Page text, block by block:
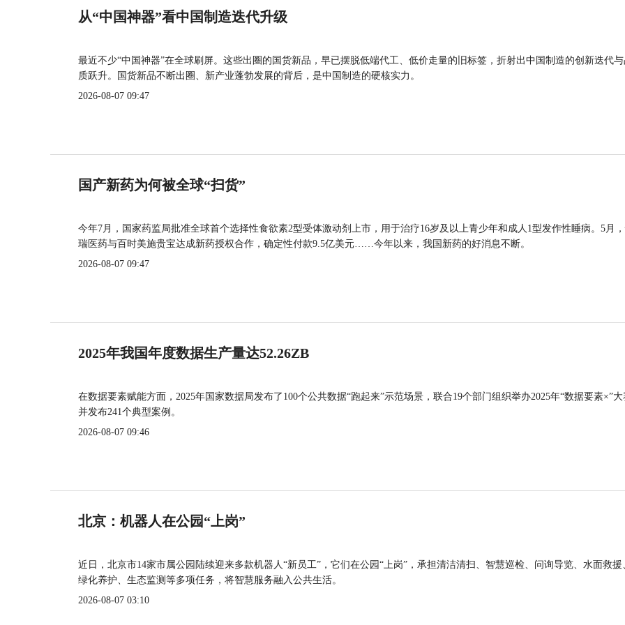
从“中国神器”看中国制造迭代升级
最近不少“中国神器”在全球刷屏。这些出圈的国货新品，早已摆脱低端代工、低价走量的旧标签，折射出中国制造的创新迭代
质跃升。国货新品不断出圈、新产业蓬勃发展的背后，是中国制造的硬核实力。
2026-08-07 09:47
国产新药为何被全球“扫货”
今年7月，国家药监局批准全球首个选择性食欲素2型受体激动剂上市，用于治疗16岁及以上青少年和成人1型发作性睡病。5月
瑞医药与百时美施贵宝达成新药授权合作，确定性付款9.5亿美元……今年以来，我国新药的好消息不断。
2026-08-07 09:47
2025年我国年度数据生产量达52.26ZB
在数据要素赋能方面，2025年国家数据局发布了100个公共数据“跑起来”示范场景，联合19个部门组织举办2025年“数据要素×”大
并发布241个典型案例。
2026-08-07 09:46
北京：机器人在公园“上岗”
近日，北京市14家市属公园陆续迎来多款机器人“新员工”，它们在公园“上岗”，承担清洁清扫、智慧巡检、问询导览、水面救援
绿化养护、生态监测等多项任务，将智慧服务融入公共生活。
2026-08-07 03:10